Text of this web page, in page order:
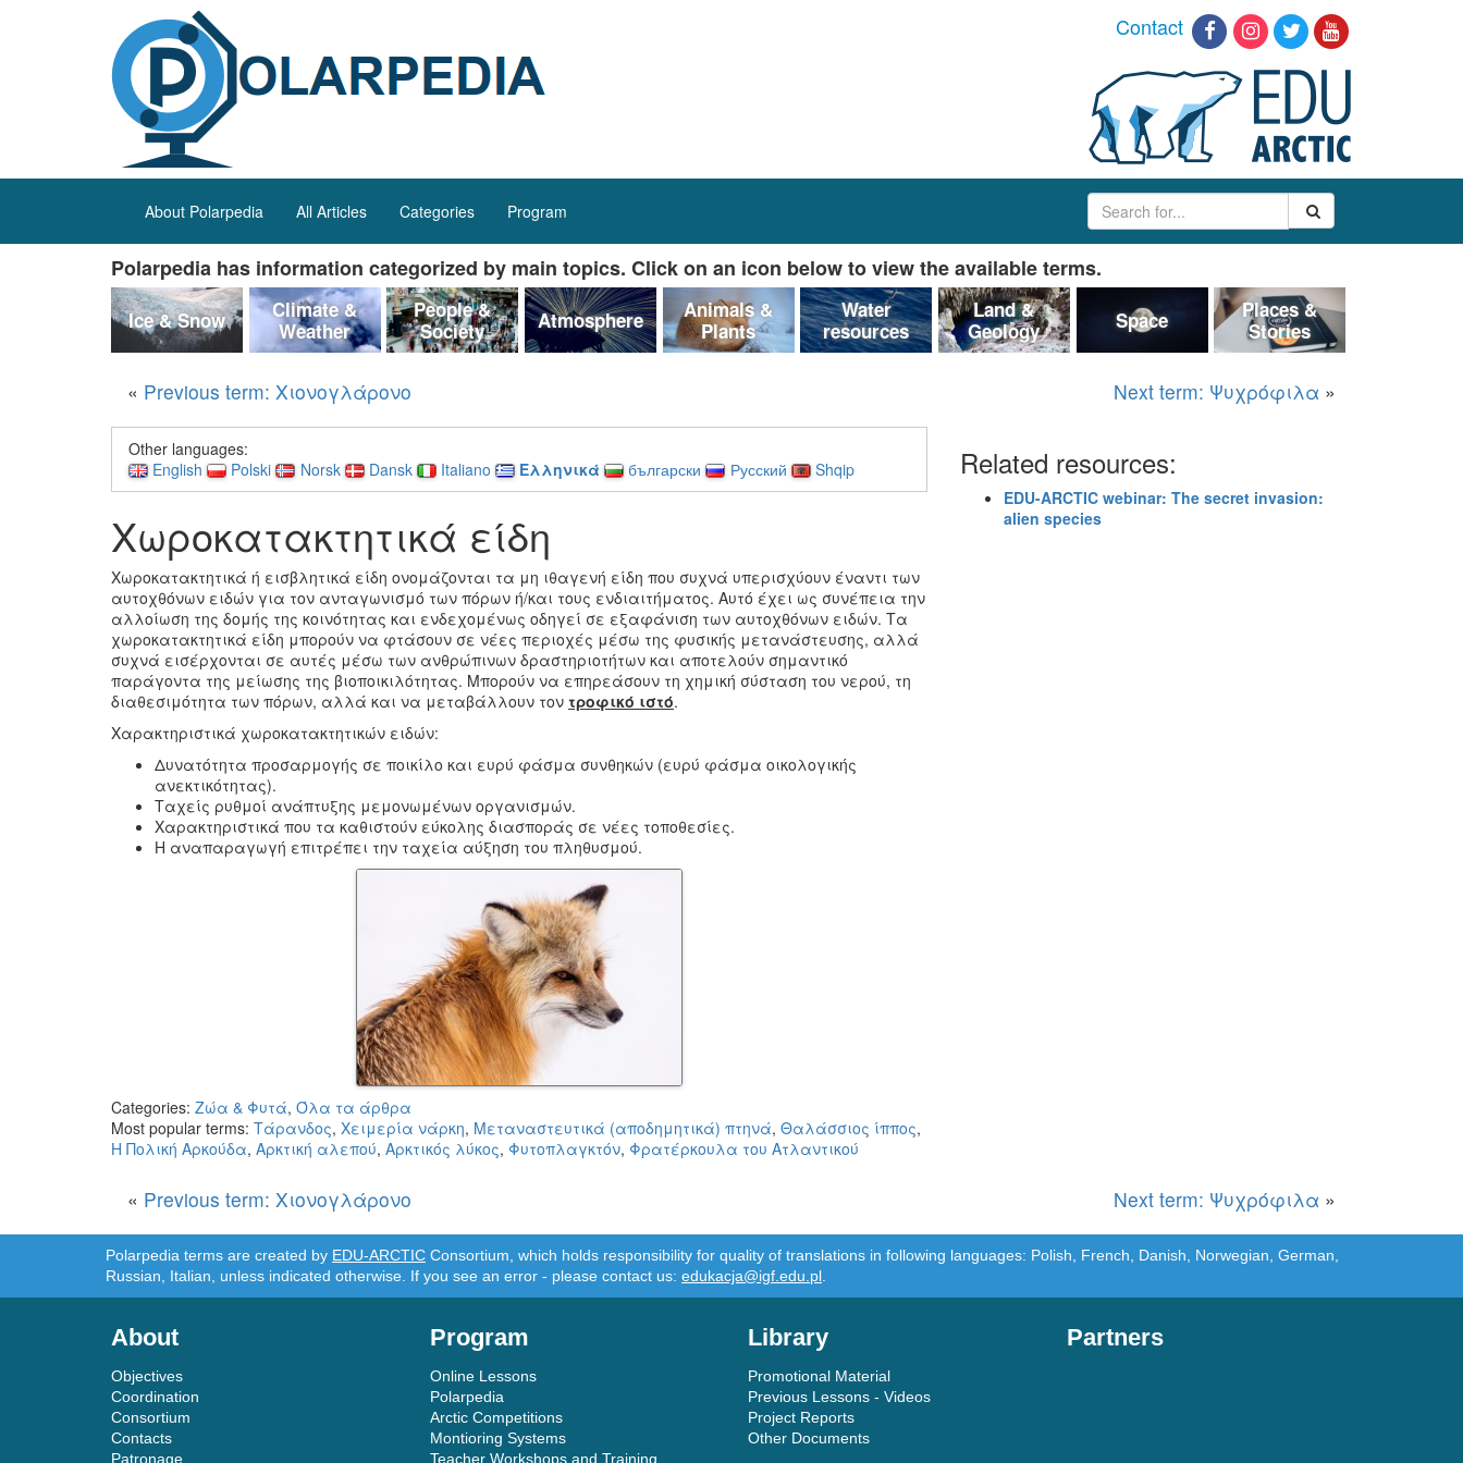
Contact
About Polarpedia All Articles Categories Program
Polarpedia has information categorized by main topics. Click on an icon below to view the available terms.
Ice & Snow
Climate &
Weather
People &
Society
Atmosphere
Animals &
Plants
Water
resources
Land &
Geology
Space
Places &
Stories
« Previous term: Χιονογλάρονο Next term: Ψυχρόφιλα »
Other languages:
English
Polski Norsk Dansk Italiano Ελληνικά български Русский Shqip
Χωροκατακτητικά είδη
Χωροκατακτητικά ή εισβλητικά είδη ονομάζονται τα μη ιθαγενή είδη που συχνά υπερισχύουν έναντι των
αυτοχθόνων ειδών για τον ανταγωνισμό των πόρων ή/και τους ενδιαιτήματος. Αυτό έχει ως συνέπεια την
αλλοίωση της δομής της κοινότητας και ενδεχομένως οδηγεί σε εξαφάνιση των αυτοχθόνων ειδών. Τα
χωροκατακτητικά είδη μπορούν να φτάσουν σε νέες περιοχές μέσω της φυσικής μετανάστευσης, αλλά
συχνά εισέρχονται σε αυτές μέσω των ανθρώπινων δραστηριοτήτων και αποτελούν σημαντικό
παράγοντα της μείωσης της βιοποικιλότητας. Μπορούν να επηρεάσουν τη χημική σύσταση του νερού, τη
διαθεσιμότητα των πόρων, αλλά και να μεταβάλλουν τον τροφικό ιστό.
Χαρακτηριστικά χωροκατακτητικών ειδών:
Δυνατότητα προσαρμογής σε ποικίλο και ευρύ φάσμα συνθηκών (ευρύ φάσμα οικολογικής
ανεκτικότητας).
Ταχείς ρυθμοί ανάπτυξης μεμονωμένων οργανισμών.
Χαρακτηριστικά που τα καθιστούν εύκολης διασποράς σε νέες τοποθεσίες.
Η αναπαραγωγή επιτρέπει την ταχεία αύξηση του πληθυσμού.
Categories: Ζώα & Φυτά, Όλα τα άρθρα
Most popular terms: Τάρανδος, Χειμερία νάρκη, Μεταναστευτικά (αποδημητικά) πτηνά, Θαλάσσιος ίππος,
H Πολική Αρκούδα, Αρκτική αλεπού, Αρκτικός λύκος, Φυτοπλαγκτόν, Φρατέρκουλα του Ατλαντικού
Related resources:
EDU-ARCTIC webinar: The secret invasion:
alien species
« Previous term: Χιονογλάρονο Next term: Ψυχρόφιλα »
Polarpedia terms are created by EDU-ARCTIC Consortium, which holds responsibility for quality of translations in following languages: Polish, French, Danish, Norwegian, German,
Russian, Italian, unless indicated otherwise. If you see an error - please contact us: edukacja@igf.edu.pl
About
Objectives
Coordination
Consortium
Contacts
Patronage
Program
Online Lessons
Polarpedia
Arctic Competitions
Montioring Systems
Teacher Workshops and Training
Library
Promotional Material
Previous Lessons - Videos
Project Reports
Other Documents
Partners